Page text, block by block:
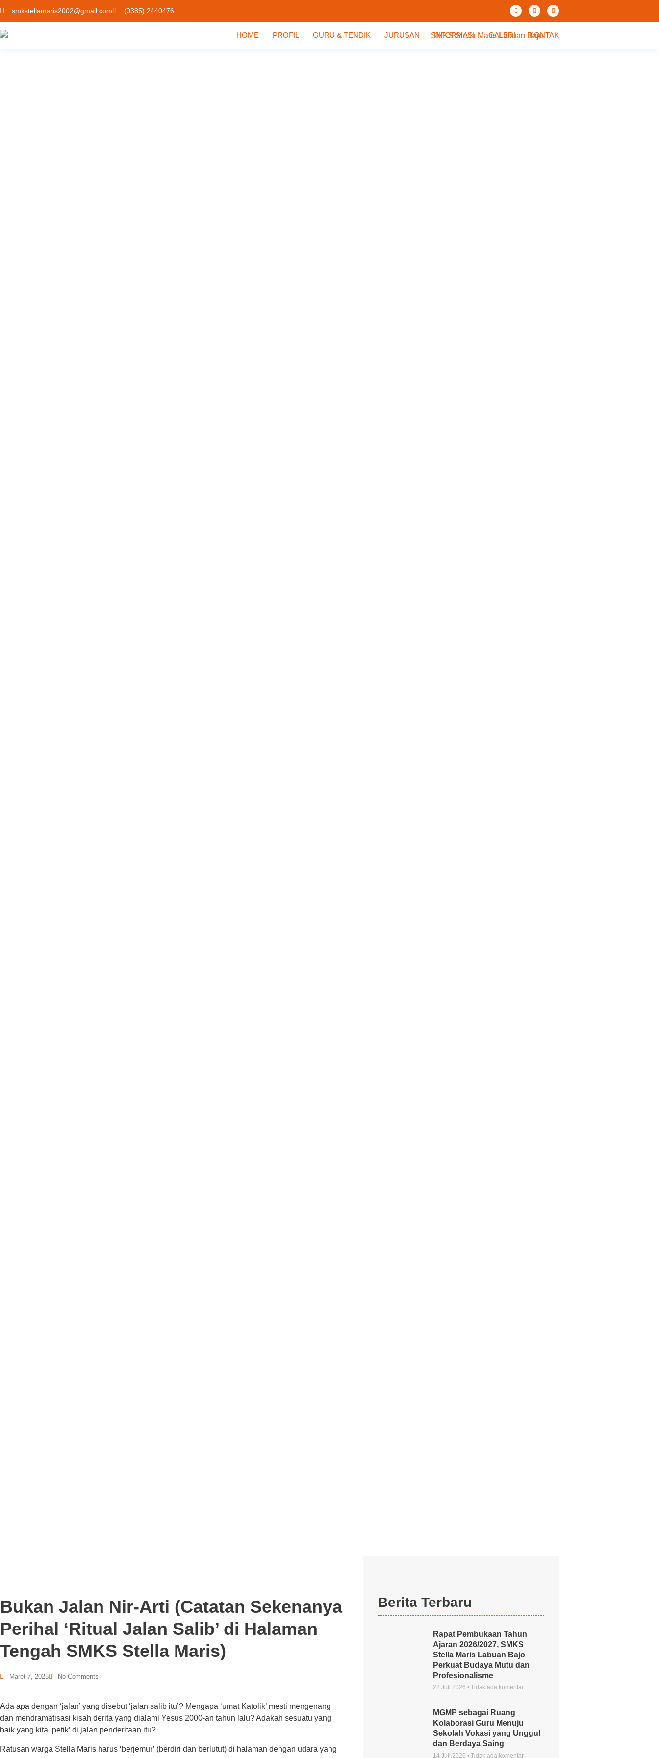
smkstellamaris2002@gmail.com (0385) 2440476
HOME PROFIL GURU & TENDIK JURUSAN INFORMASI GALERI KONTAK
Bukan Jalan Nir-Arti (Catatan Sekenanya
Perihal ‘Ritual Jalan Salib’ di Halaman
Tengah SMKS Stella Maris)
Maret 7, 2025 No Comments
Ada apa dengan ‘jalan’ yang disebut ‘jalan salib itu’? Mengapa ‘umat Katolik’ mesti mengenang
dan mendramatisasi kisah derita yang dialami Yesus 2000-an tahun lalu? Adakah sesuatu yang
baik yang kita ‘petik’ di jalan penderitaan itu?
Ratusan warga Stella Maris harus ‘berjemur’ (berdiri dan berlutut) di halaman dengan udara yang
Berita Terbaru
Rapat Pembukaan Tahun
Ajaran 2026/2027, SMKS
Stella Maris Labuan Bajo
Perkuat Budaya Mutu dan
Profesionalisme
22 Juli 2026 Tidak ada komentar
MGMP sebagai Ruang
Kolaborasi Guru Menuju
Sekolah Vokasi yang Unggul
dan Berdaya Saing
14 Juli 2026 Tidak ada komentar